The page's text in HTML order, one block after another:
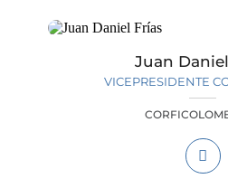
Juan
VICEPRESIDENTE